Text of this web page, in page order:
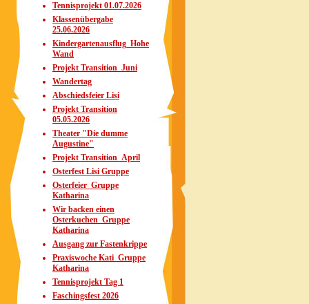
Tennisprojekt 01.07.2026
Klassenübergabe
25.06.2026
Kindergartenausflug_Hohe
Wand
Projekt Transition_Juni
Wandertag
Abschiedsfeier Lisi
Projekt Transition
05.05.2026
Theater "Die dumme
Augustine"
Projekt Transition_April
Osterfest Lisi Gruppe
Osterfeier_Gruppe
Katharina
Wir backen einen
Osterkuchen_Gruppe
Katharina
Ausgang zur Fastenkrippe
Praxiswoche Kati_Gruppe
Katharina
Tennisprojekt Tag 1
Faschingsfest 2026